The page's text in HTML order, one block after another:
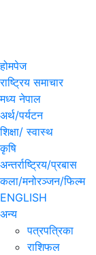
होमपेज
राष्ट्रिय समाचार
मध्य नेपाल
अर्थ/पर्यटन
शिक्षा/ स्वास्थ
कृषि
अन्तर्राष्ट्रिय/प्रबास
कला/मनोरञ्जन/फिल्म
ENGLISH
अन्य
पत्रपत्रिका
राशिफल